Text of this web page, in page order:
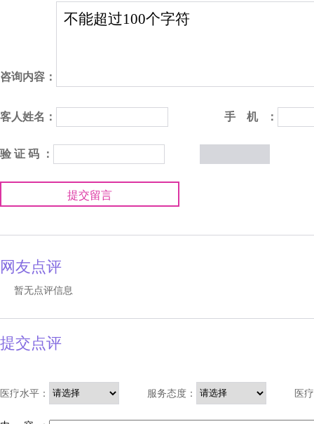
咨询内容：
客人姓名： 手 机 ：
验 证 码 ：
提交留言
网友点评
暂无点评信息
提交点评
医疗水平： 服务态度： 医